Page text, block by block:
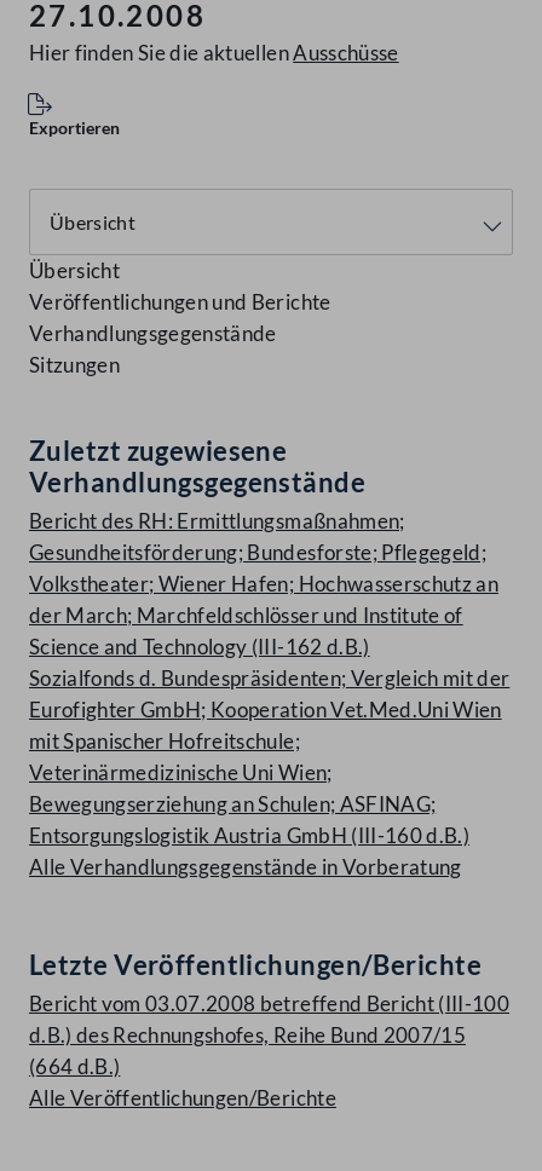
27.10.2008
Hier finden Sie die aktuellenAusschüsse
Exportieren
Übersicht
Veröffentlichungen und Berichte
Verhandlungsgegenstände
Sitzungen
Zuletzt zugewiesene
Verhandlungsgegenstände
Bericht des RH: Ermittlungsmaßnahmen;
Gesundheitsförderung; Bundesforste; Pflegegeld;
Volkstheater; Wiener Hafen; Hochwasserschutz an
der March; Marchfeldschlösser und Institute of
Science and Technology (III-162 d.B.)
Sozialfonds d. Bundespräsidenten; Vergleich mit der
Eurofighter GmbH; Kooperation Vet.Med.Uni Wien
mit Spanischer Hofreitschule;
Veterinärmedizinische Uni Wien;
Bewegungserziehung an Schulen; ASFINAG;
Entsorgungslogistik Austria GmbH (III-160 d.B.)
Alle Verhandlungsgegenstände in Vorberatung
Letzte Veröffentlichungen/Berichte
Bericht vom 03.07.2008 betreffend Bericht (III-100
d.B.) des Rechnungshofes, Reihe Bund 2007/15
(664 d.B.)
Alle Veröffentlichungen/Berichte